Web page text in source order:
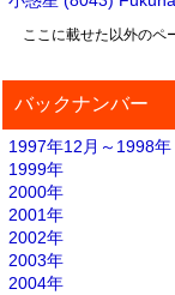
ここに載せた以外のペ
バックナンバー
1997年12月～1998年
1999年
2000年
2001年
2002年
2003年
2004年